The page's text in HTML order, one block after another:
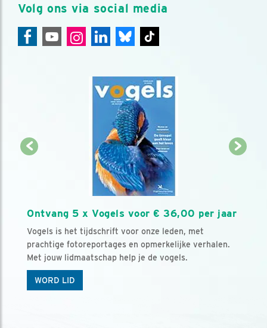
Volg ons via social media
Ontvang 5 x Vogels voor € 36,00 per jaar
Vogels is het tijdschrift voor onze leden, met
prachtige fotoreportages en opmerkelijke verhalen.
Met jouw lidmaatschap help je de vogels.
WORD LID